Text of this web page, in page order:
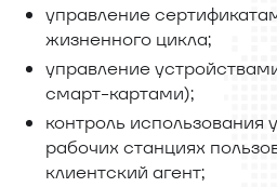
управление
жизненного цикла;
управление
смарт-картами);
контроль использования
рабочих станциях
клиентский агент;